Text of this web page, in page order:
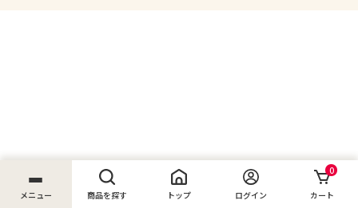
メニュー 商品を探す トップ ログイン
0
カート